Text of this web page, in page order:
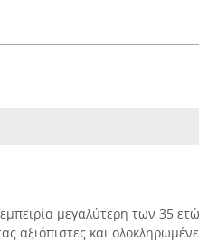
μεγαλύτερη των 35
αξιόπιστες και